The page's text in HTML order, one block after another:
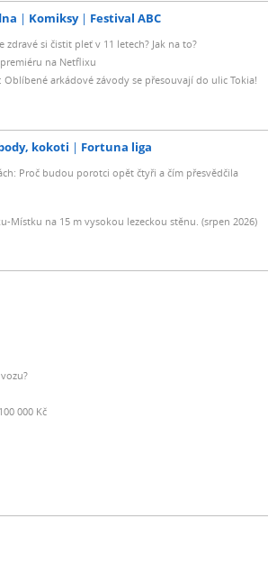
Komiksy Festival ABC
zdravé si čistit pleť v 11 letech? Jak na to?
na Netflixu
Oblíbené arkádové závody se přesouvají do ulic Tokia!
kokoti Fortuna liga
Proč budou porotci opět čtyři a čím přesvědčila
Místku na 15 m vysokou lezeckou stěnu. (srpen 2026)
000 Kč